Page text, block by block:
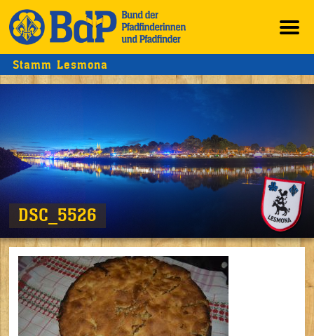
Stamm Lesmona
DSC_5526